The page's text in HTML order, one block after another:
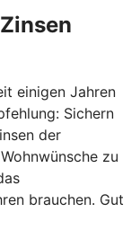
einigen Jahren
Sichern
der
zu
brauchen. Gut